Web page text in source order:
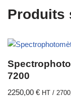
Produits
7200
2250,00 € HT /